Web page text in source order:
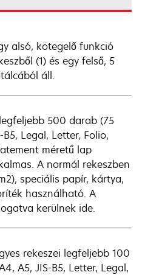
alsó, kötegelő funkció
(1) és egy felső, 5
áll.
500 darab (75
Legal, Letter, Folio,
méretű lap
A normál rekeszben
speciális papír, kártya,
használható. A
kerülnek ide.
rekeszei legfeljebb 100
A5, JIS-B5, Letter, Legal,